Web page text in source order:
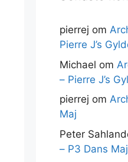
pierrej om
Pierre J’s
Michael om
– Pierre J’s
pierrej om
Maj
Peter
– P3 Dans Maj